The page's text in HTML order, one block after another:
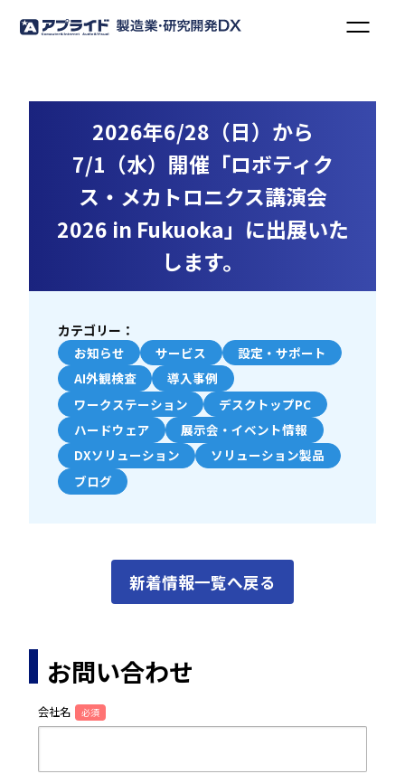
2026年6/28（日）から
7/1（水）開催「ロボティク
ス・メカトロニクス講演会
2026 in Fukuoka」に出展いた
します。
カテゴリー：
お知らせ
サービス
設定・サポート
AI外観検査
導入事例
ワークステーション
デスクトップPC
ハードウェア
展示会・イベント情報
DXソリューション
ソリューション製品
ブログ
新着情報一覧へ戻る
お問い合わせ
会社名 必須